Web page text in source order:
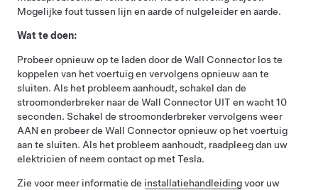
Mogelijke fout tussen lijn en aarde of nulgeleider en aarde.
Wat te doen:
Probeer opnieuw op te laden door de Wall Connector los te
koppelen van het voertuig en vervolgens opnieuw aan te
sluiten. Als het probleem aanhoudt, schakel dan de
stroomonderbreker naar de Wall Connector UIT en wacht 10
seconden. Schakel de stroomonderbreker vervolgens weer
AAN en probeer de Wall Connector opnieuw op het voertuig
aan te sluiten. Als het probleem aanhoudt, raadpleeg dan uw
elektricien of neem contact op met Tesla.
Zie voor meer informatie de installatiehandleidingvoor uw